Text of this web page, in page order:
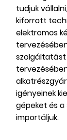
tudjuk
kiforrott
elektromos
szolgáltatást
igényeinek
gépeket és
importáljuk.